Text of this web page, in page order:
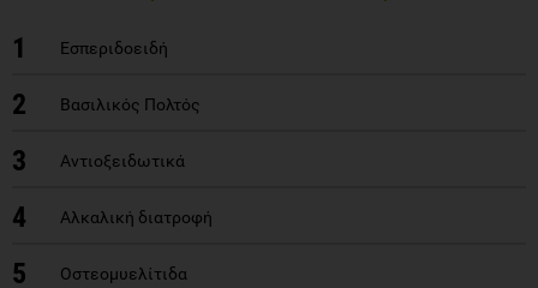
1 Εσπεριδοειδή
2 Βασιλικός Πολτός
3 Αντιοξειδωτικά
4 Αλκαλική διατροφή
5 Οστεομυελίτιδα